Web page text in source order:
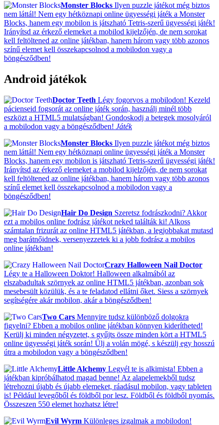
Monster Blocks Ilyen puzzle játékot még biztos
nem láttál! Nem egy hétköznapi online ügyességi játék a Monster
Blocks, hanem egy mobilon is játszható Tetris-szerű ügyességi játék!
Irányítsd az érkező elemeket a mobilod kijelzőjén, de nem sorokat
kell feltöltened az online játékban, hanem három vagy több azonos
színű elemet kell összekapcsolnod a mobilodon vagy a
böngésződben!
Android játékok
Doctor Teeth Légy fogorvos a mobilodon! Kezeld
pácienseid fogsorát az online játék során, használj minél több
eszközt a HTML5 mulatságban! Gondoskodj a betegek mosolyáról
a mobilodon vagy a böngésződben! Játék
Monster Blocks Ilyen puzzle játékot még biztos
nem láttál! Nem egy hétköznapi online ügyességi játék a Monster
Blocks, hanem egy mobilon is játszható Tetris-szerű ügyességi játék!
Irányítsd az érkező elemeket a mobilod kijelzőjén, de nem sorokat
kell feltöltened az online játékban, hanem három vagy több azonos
színű elemet kell összekapcsolnod a mobilodon vagy a
böngésződben!
Hair Do Design Szeretsz fodrászkodni? Akkor
ezt a mobilos online fodrász játékot neked találták ki! Alkoss
számtalan frizurát az online HTML5 játékban, a legjobbakat mutasd
meg barátnőidnek, versenyezzetek ki a jobb fodrász a mobilos
online játékban!
Crazy Halloween Nail Doctor
Légy te a Halloween Doktor! Halloween alkalmából az
elszabadultak szörnyek az online HTML5 játékban, azonban sok
mesebesült közülük, és a te feladatod ellátni őket. Siess a szörnyek
segítségére akár mobilon, akár a böngésződben!
Two Cars Mennyire tudsz különböző dolgokra
figyelni? Ebben a mobilos online játékban könnyen kiderítheted!
Kerülj ki minden négyzetet, s gyűjts össze minden kört a HTML5
online ügyességi játék során! Ülj a volán mögé, s készülj egy hosszú
útra a mobilodon vagy a böngésződben!
Little Alchemy Legyél te is alkimista! Ebben a
játékban kipróbálhatod magad benne! Az alapelemekből tudsz
létrehozni újabb és újabb elemeket, ráadásul mobilon, vagy tableten
is! Például levegőből és földből por lesz. Földből és földből nyomás.
Összeszen 550 elemet hozhatsz létre!
Evil Wyrm Különleges izgalmak a mobilodon!